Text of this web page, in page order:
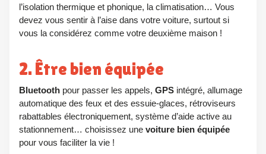
l’isolation thermique et phonique, la climatisation… Vous
devez vous sentir à l’aise dans votre voiture, surtout si
vous la considérez comme votre deuxième maison !
2. Être bien équipée
Bluetooth pour passer les appels, GPS intégré, allumage
automatique des feux et des essuie-glaces, rétroviseurs
rabattables électroniquement, système d’aide active au
stationnement… choisissez une voiture bien équipée
pour vous faciliter la vie !